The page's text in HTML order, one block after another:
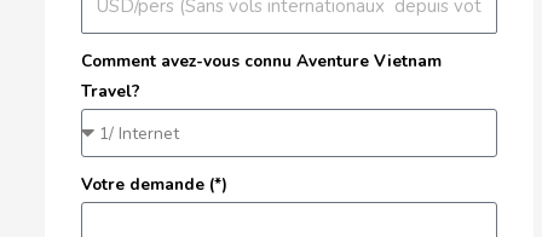
Comment avez-vous connu Aventure Vietnam
Travel?
Votre demande (*)